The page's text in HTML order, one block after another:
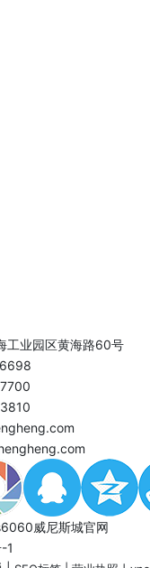
工业园区黄海路60号
威尼斯城官网
1